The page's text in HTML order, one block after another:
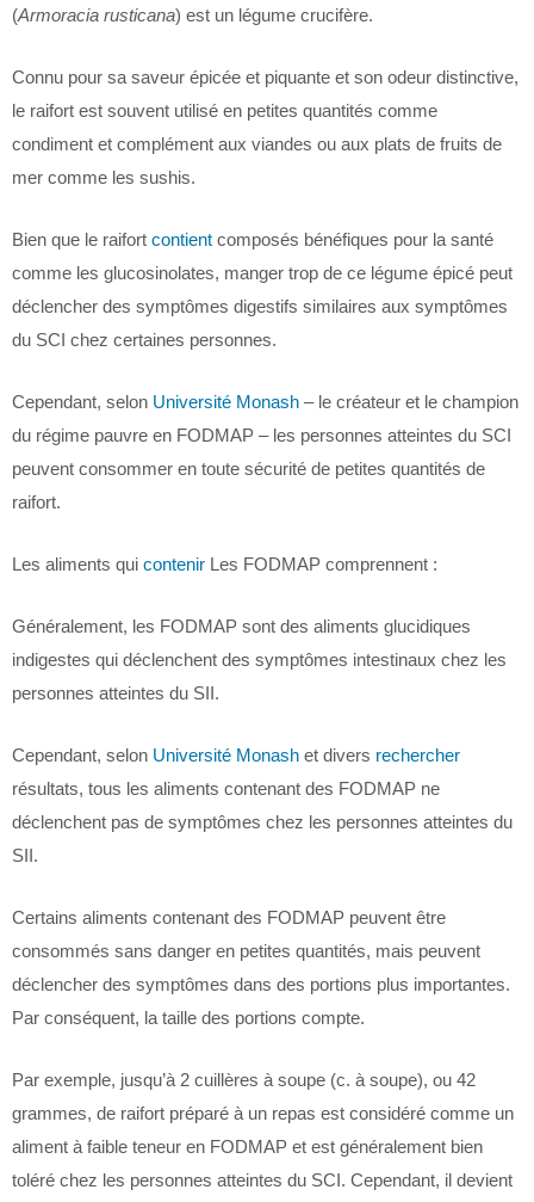
(Armoracia rusticana) est un légume crucifère.
Connu pour sa saveur épicée et piquante et son odeur distinctive,
le raifort est souvent utilisé en petites quantités comme
condiment et complément aux viandes ou aux plats de fruits de
mer comme les sushis.
Bien que le raifort contient composés bénéfiques pour la santé
comme les glucosinolates, manger trop de ce légume épicé peut
déclencher des symptômes digestifs similaires aux symptômes
du SCI chez certaines personnes.
Cependant, selon Université Monash – le créateur et le champion
du régime pauvre en FODMAP – les personnes atteintes du SCI
peuvent consommer en toute sécurité de petites quantités de
raifort.
Les aliments qui contenir Les FODMAP comprennent :
Généralement, les FODMAP sont des aliments glucidiques
indigestes qui déclenchent des symptômes intestinaux chez les
personnes atteintes du SII.
Cependant, selon Université Monash et divers rechercher
résultats, tous les aliments contenant des FODMAP ne
déclenchent pas de symptômes chez les personnes atteintes du
SII.
Certains aliments contenant des FODMAP peuvent être
consommés sans danger en petites quantités, mais peuvent
déclencher des symptômes dans des portions plus importantes.
Par conséquent, la taille des portions compte.
Par exemple, jusqu’à 2 cuillères à soupe (c. à soupe), ou 42
grammes, de raifort préparé à un repas est considéré comme un
aliment à faible teneur en FODMAP et est généralement bien
toléré chez les personnes atteintes du SCI. Cependant, il devient